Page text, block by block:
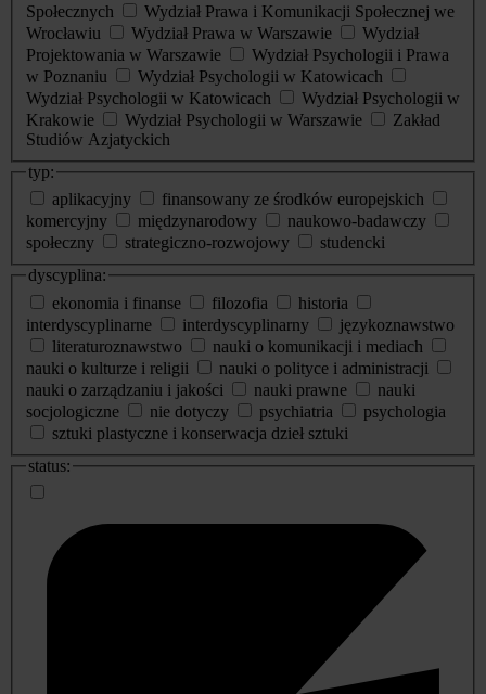
Społecznych
Wydział Prawa i Komunikacji Społecznej we
Wrocławiu
Wydział Prawa w Warszawie
Wydział
Projektowania w Warszawie
Wydział Psychologii i Prawa
w Poznaniu
Wydział Psychologii w Katowicach
Wydział Psychologii w Katowicach
Wydział Psychologii w
Krakowie
Wydział Psychologii w Warszawie
Zakład
Studiów Azjatyckich
typ:
aplikacyjny
finansowany ze środków europejskich
komercyjny
międzynarodowy
naukowo-badawczy
społeczny
strategiczno-rozwojowy
studencki
dyscyplina:
ekonomia i finanse
filozofia
historia
interdyscyplinarne
interdyscyplinarny
językoznawstwo
literaturoznawstwo
nauki o komunikacji i mediach
nauki o kulturze i religii
nauki o polityce i administracji
nauki o zarządzaniu i jakości
nauki prawne
nauki
socjologiczne
nie dotyczy psychiatria
psychologia
sztuki plastyczne i konserwacja dzieł sztuki
status: